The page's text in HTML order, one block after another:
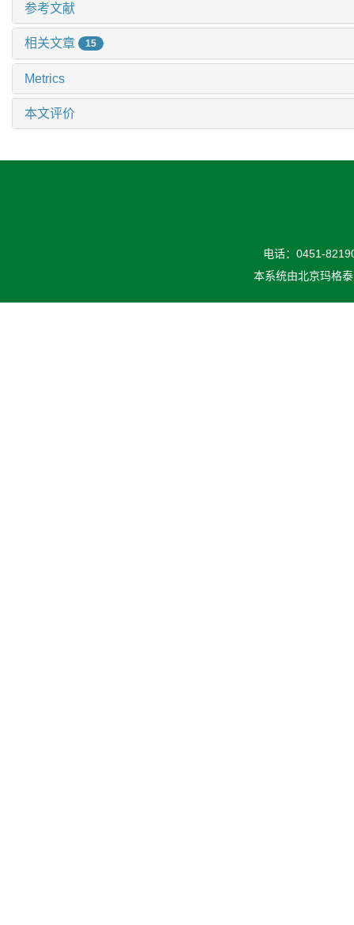
参考文献
相关文章 15
Metrics
本文评价
电话：0451-
本系统由北京玛格